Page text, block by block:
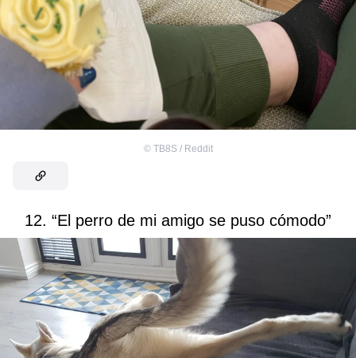
© TB8S / Reddit
12. “El perro de mi amigo se puso cómodo”